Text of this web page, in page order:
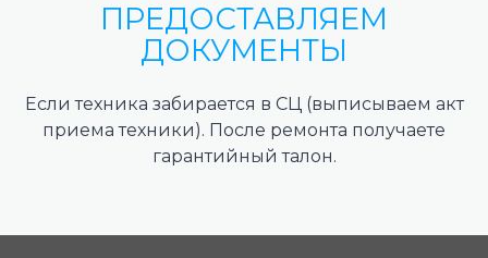
ПРЕДОСТАВЛЯЕМ
ДОКУМЕНТЫ
Если техника забирается в СЦ (выписываем акт
приема техники). После ремонта получаете
гарантийный талон.